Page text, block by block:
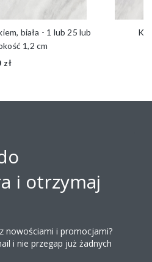
biała - 1 lub 25 lub
1,2 cm
zł
i otrzymaj
nowościami i promocjami?
i nie przegap już żadnych